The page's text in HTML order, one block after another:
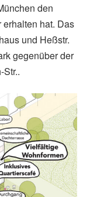
den
erhalten hat. Das
und Heßstr.
gegenüber der